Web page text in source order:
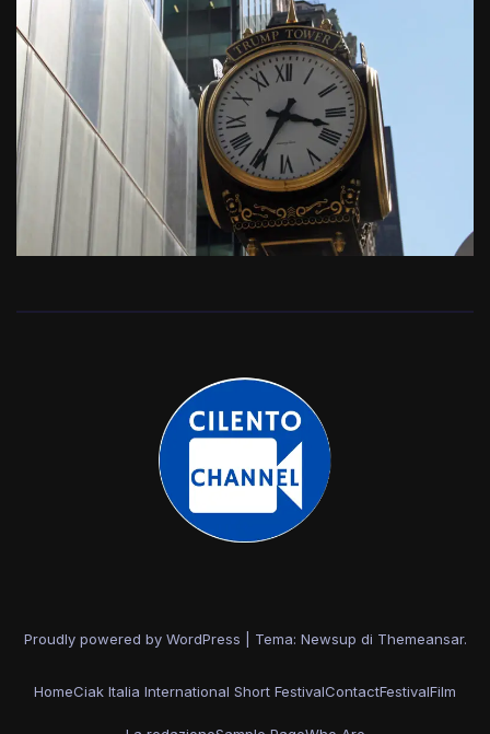
Proudly powered by WordPress Tema: Newsup di Themeansar.
HomeCiak Italia International Short FestivalContactFestivalFilm